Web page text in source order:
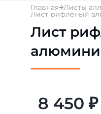
Главная Листы
Лист рифлёный
8 450
Лист